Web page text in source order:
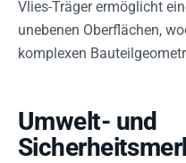
Vlies-Träger ermöglicht
unebenen Oberflächen,
komplexen
Umwelt- und